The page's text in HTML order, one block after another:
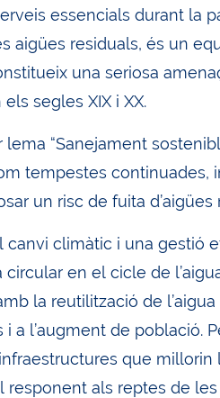
essencials durant la
aigües residuals, és un
una seriosa
segles XIX i XX.
“Sanejament
tempestes continuades,
un risc de fuita d’aigües
climàtic i una gestió
en el cicle de
la reutilització de
a l’augment de població.
que millorin
responent als reptes de